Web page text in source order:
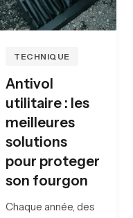
TECHNIQUE
Antivol
utilitaire : les
meilleures
solutions
pour proteger
son fourgon
Chaque année, des